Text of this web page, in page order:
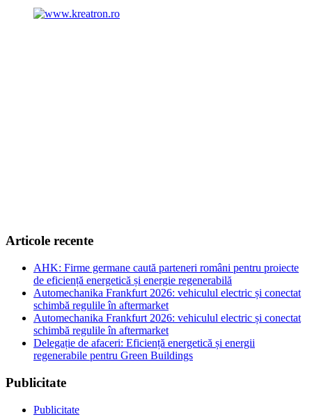
Articole recente
AHK: Firme germane caută parteneri români pentru proiecte
de eficiență energetică și energie regenerabilă
Automechanika Frankfurt 2026: vehiculul electric și conectat
schimbă regulile în aftermarket
Automechanika Frankfurt 2026: vehiculul electric și conectat
schimbă regulile în aftermarket
Delegație de afaceri: Eficiență energetică și energii
regenerabile pentru Green Buildings
Publicitate
Publicitate